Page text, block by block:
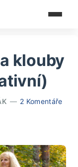
klouby
2 Komentáře